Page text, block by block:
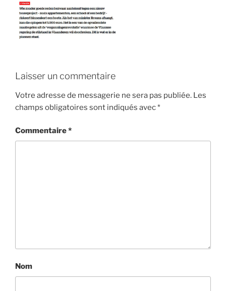
Laisser un commentaire
Votre adresse de messagerie ne sera pas publiée. Les
champs obligatoires sont indiqués avec*
Commentaire*
Nom